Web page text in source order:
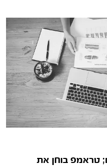
טראמפ בוחן את